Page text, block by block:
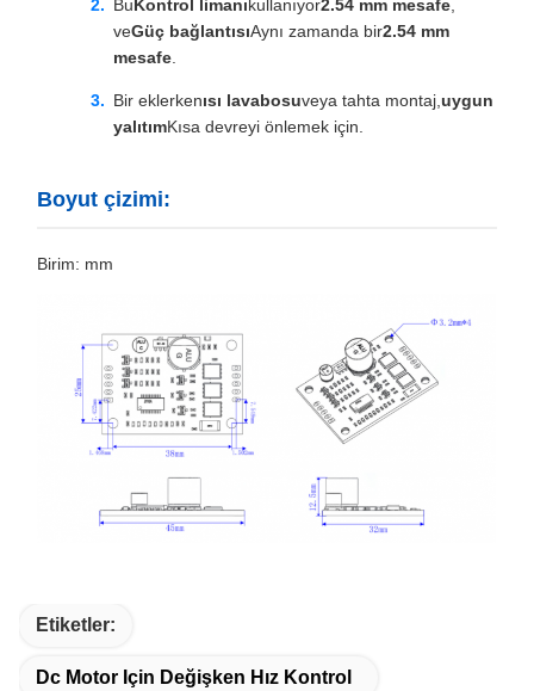
BuKontrol limanıkullanıyor2.54 mm mesafe
veGüç bağlantısıAynı zamanda bir2.54 mm
mesafe
Bir eklerkenısı lavabosuveya tahta montaj, uygun
yalıtımKısa devreyi önlemek için.
Boyut çizimi:
Birim: mm
Etiketler:
Dc Motor Için Değişken Hız Kontrol